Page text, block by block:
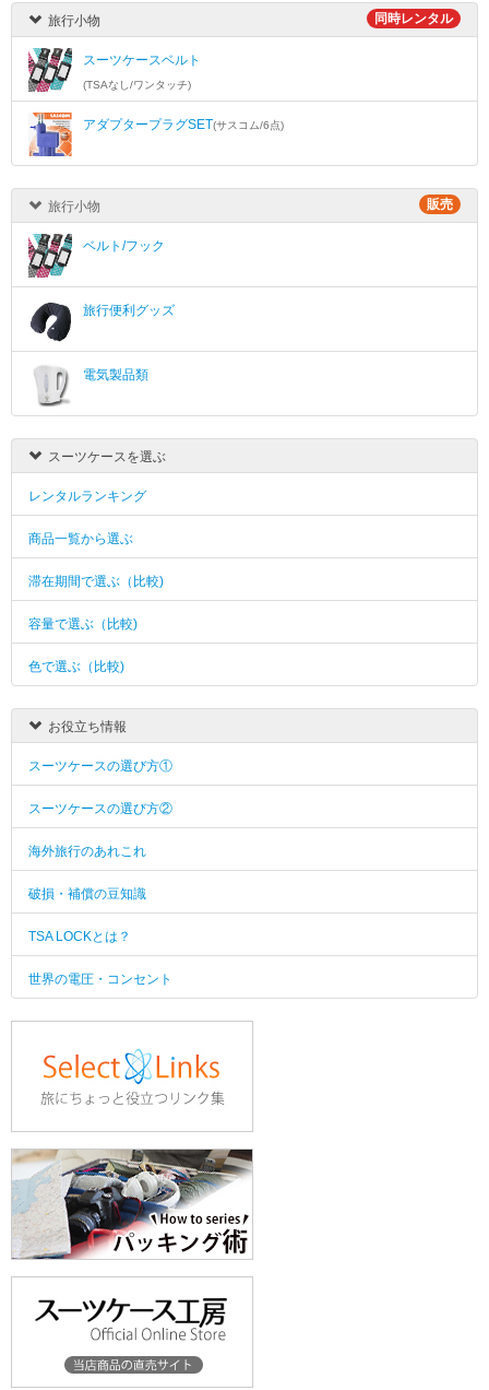
旅行小物 同時レンタル
スーツケースベルト
(TSAなし/ワンタッチ)
アダプタープラグSET(サスコム/6点)
旅行小物 販売
ベルト/フック
旅行便利グッズ
電気製品類
スーツケースを選ぶ
レンタルランキング
商品一覧から選ぶ
滞在期間で選ぶ（比較)
容量で選ぶ（比較)
色で選ぶ（比較)
お役立ち情報
スーツケースの選び方①
スーツケースの選び方②
海外旅行のあれこれ
破損・補償の豆知識
TSA LOCKとは？
世界の電圧・コンセント